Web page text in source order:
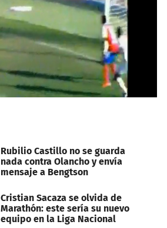
Rubilio Castillo no se guarda
nada contra Olancho y envía
mensaje a Bengtson
Cristian Sacaza se olvida de
Marathón: este sería su nuevo
equipo en la Liga Nacional